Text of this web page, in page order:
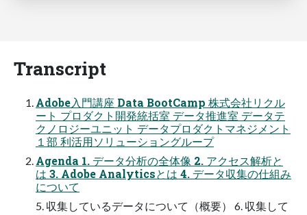
Transcript
Adobe入門講座 Data BootCamp 株式会社リクル
ート プロダクト開発統括室 データ推進室 データテ
クノロジーユニット データプロダクトマネジメント
１部 利活用ソリューショングループ
Agenda 1. データ分析の全体像 2. アクセス解析と
は 3. Adobe Analyticsとは 4. データ収集の仕組み
について
5. 収集しているデータについて（概要） 6. 収集して